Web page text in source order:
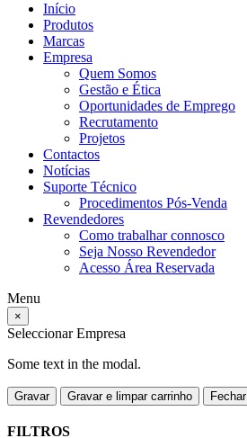
Início
Produtos
Marcas
Empresa
Quem Somos
Gestão e Ética
Oportunidades de Emprego
Recrutamento
Projetos
Contactos
Notícias
Suporte Técnico
Procedimentos Pós-Venda
Revendedores
Como trabalhar connosco
Seja Nosso Revendedor
Acesso Área Reservada
Menu
×
Seleccionar Empresa
Some text in the modal.
Gravar Gravar e limpar carrinho Fechar
FILTROS